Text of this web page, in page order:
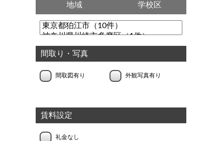
地域 学校区
間取り・写真
間取図有り 外観写真有り
賃料設定
礼金なし